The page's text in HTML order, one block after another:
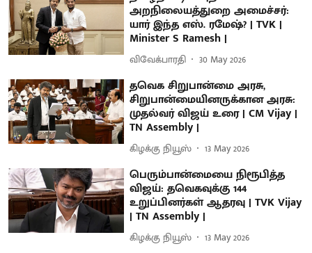
அறநிலையத்துறை அமைச்சர்:
யார் இந்த எஸ். ரமேஷ்? | TVK |
Minister S Ramesh |
விவேக்பாரதி 30 May 2026
தவெக சிறுபான்மை அரசு,
சிறுபான்மையினருக்கான அரசு:
முதல்வர் விஜய் உரை | CM Vijay |
TN Assembly |
கிழக்கு நியூஸ் 13 May 2026
பெரும்பான்மையை நிரூபித்த
விஜய்: தவெகவுக்கு 144
உறுப்பினர்கள் ஆதரவு | TVK Vijay
| TN Assembly |
கிழக்கு நியூஸ் 13 May 2026